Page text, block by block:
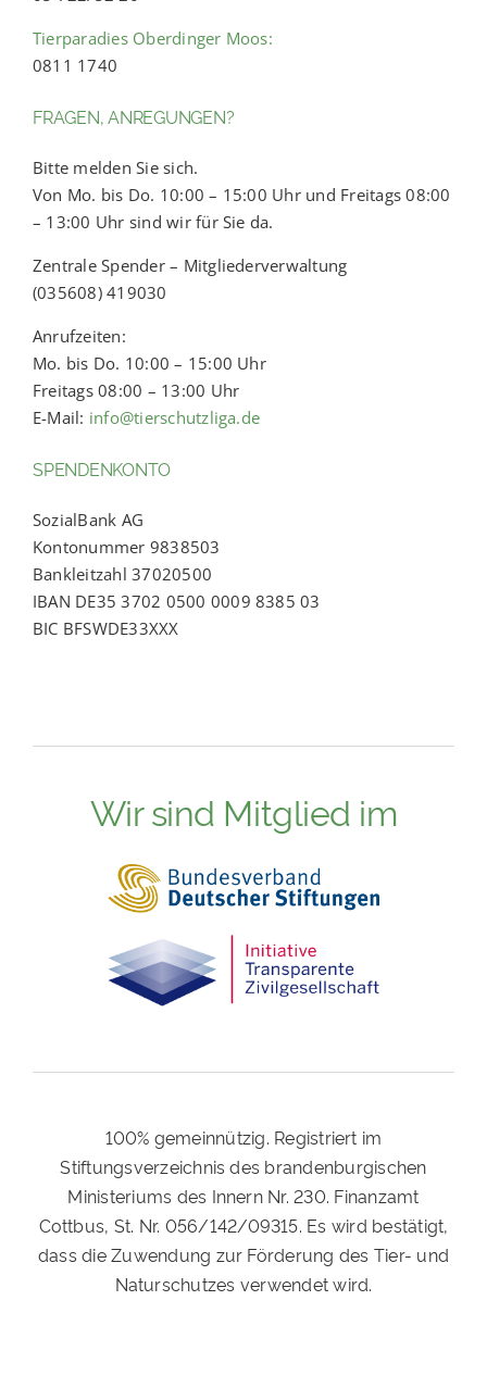
Tierparadies Oberdinger Moos:
0811 1740
FRAGEN, ANREGUNGEN?
Bitte melden Sie sich.
Von Mo. bis Do. 10:00 – 15:00 Uhr und Freitags 08:00
– 13:00 Uhr sind wir für Sie da.
Zentrale Spender – Mitgliederverwaltung
(035608) 419030
Anrufzeiten:
Mo. bis Do. 10:00 – 15:00 Uhr
Freitags 08:00 – 13:00 Uhr
E-Mail: info@tierschutzliga.de
SPENDENKONTO
SozialBank AG
Kontonummer 9838503
Bankleitzahl 37020500
IBAN DE35 3702 0500 0009 8385 03
BIC BFSWDE33XXX
Wir sind Mitglied im
100% gemeinnützig. Registriert im
Stiftungsverzeichnis des brandenburgischen
Ministeriums des Innern Nr. 230. Finanzamt
Cottbus, St. Nr. 056/142/09315. Es wird bestätigt,
dass die Zuwendung zur Förderung des Tier- und
Naturschutzes verwendet wird.